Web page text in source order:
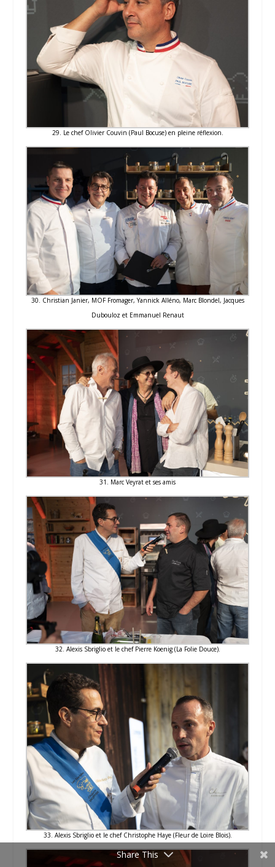
29. Le chef Olivier Couvin (Paul Bocuse) en pleine réflexion.
30. Christian Janier, MOF Fromager, Yannick Alléno, Marc Blondel, Jacques
Dubouloz et Emmanuel Renaut
31. Marc Veyrat et ses amis
32. Alexis Sbriglio et le chef Pierre Koenig (La Folie Douce).
33. Alexis Sbriglio et le chef Christophe Haye (Fleur de Loire Blois).
Share This